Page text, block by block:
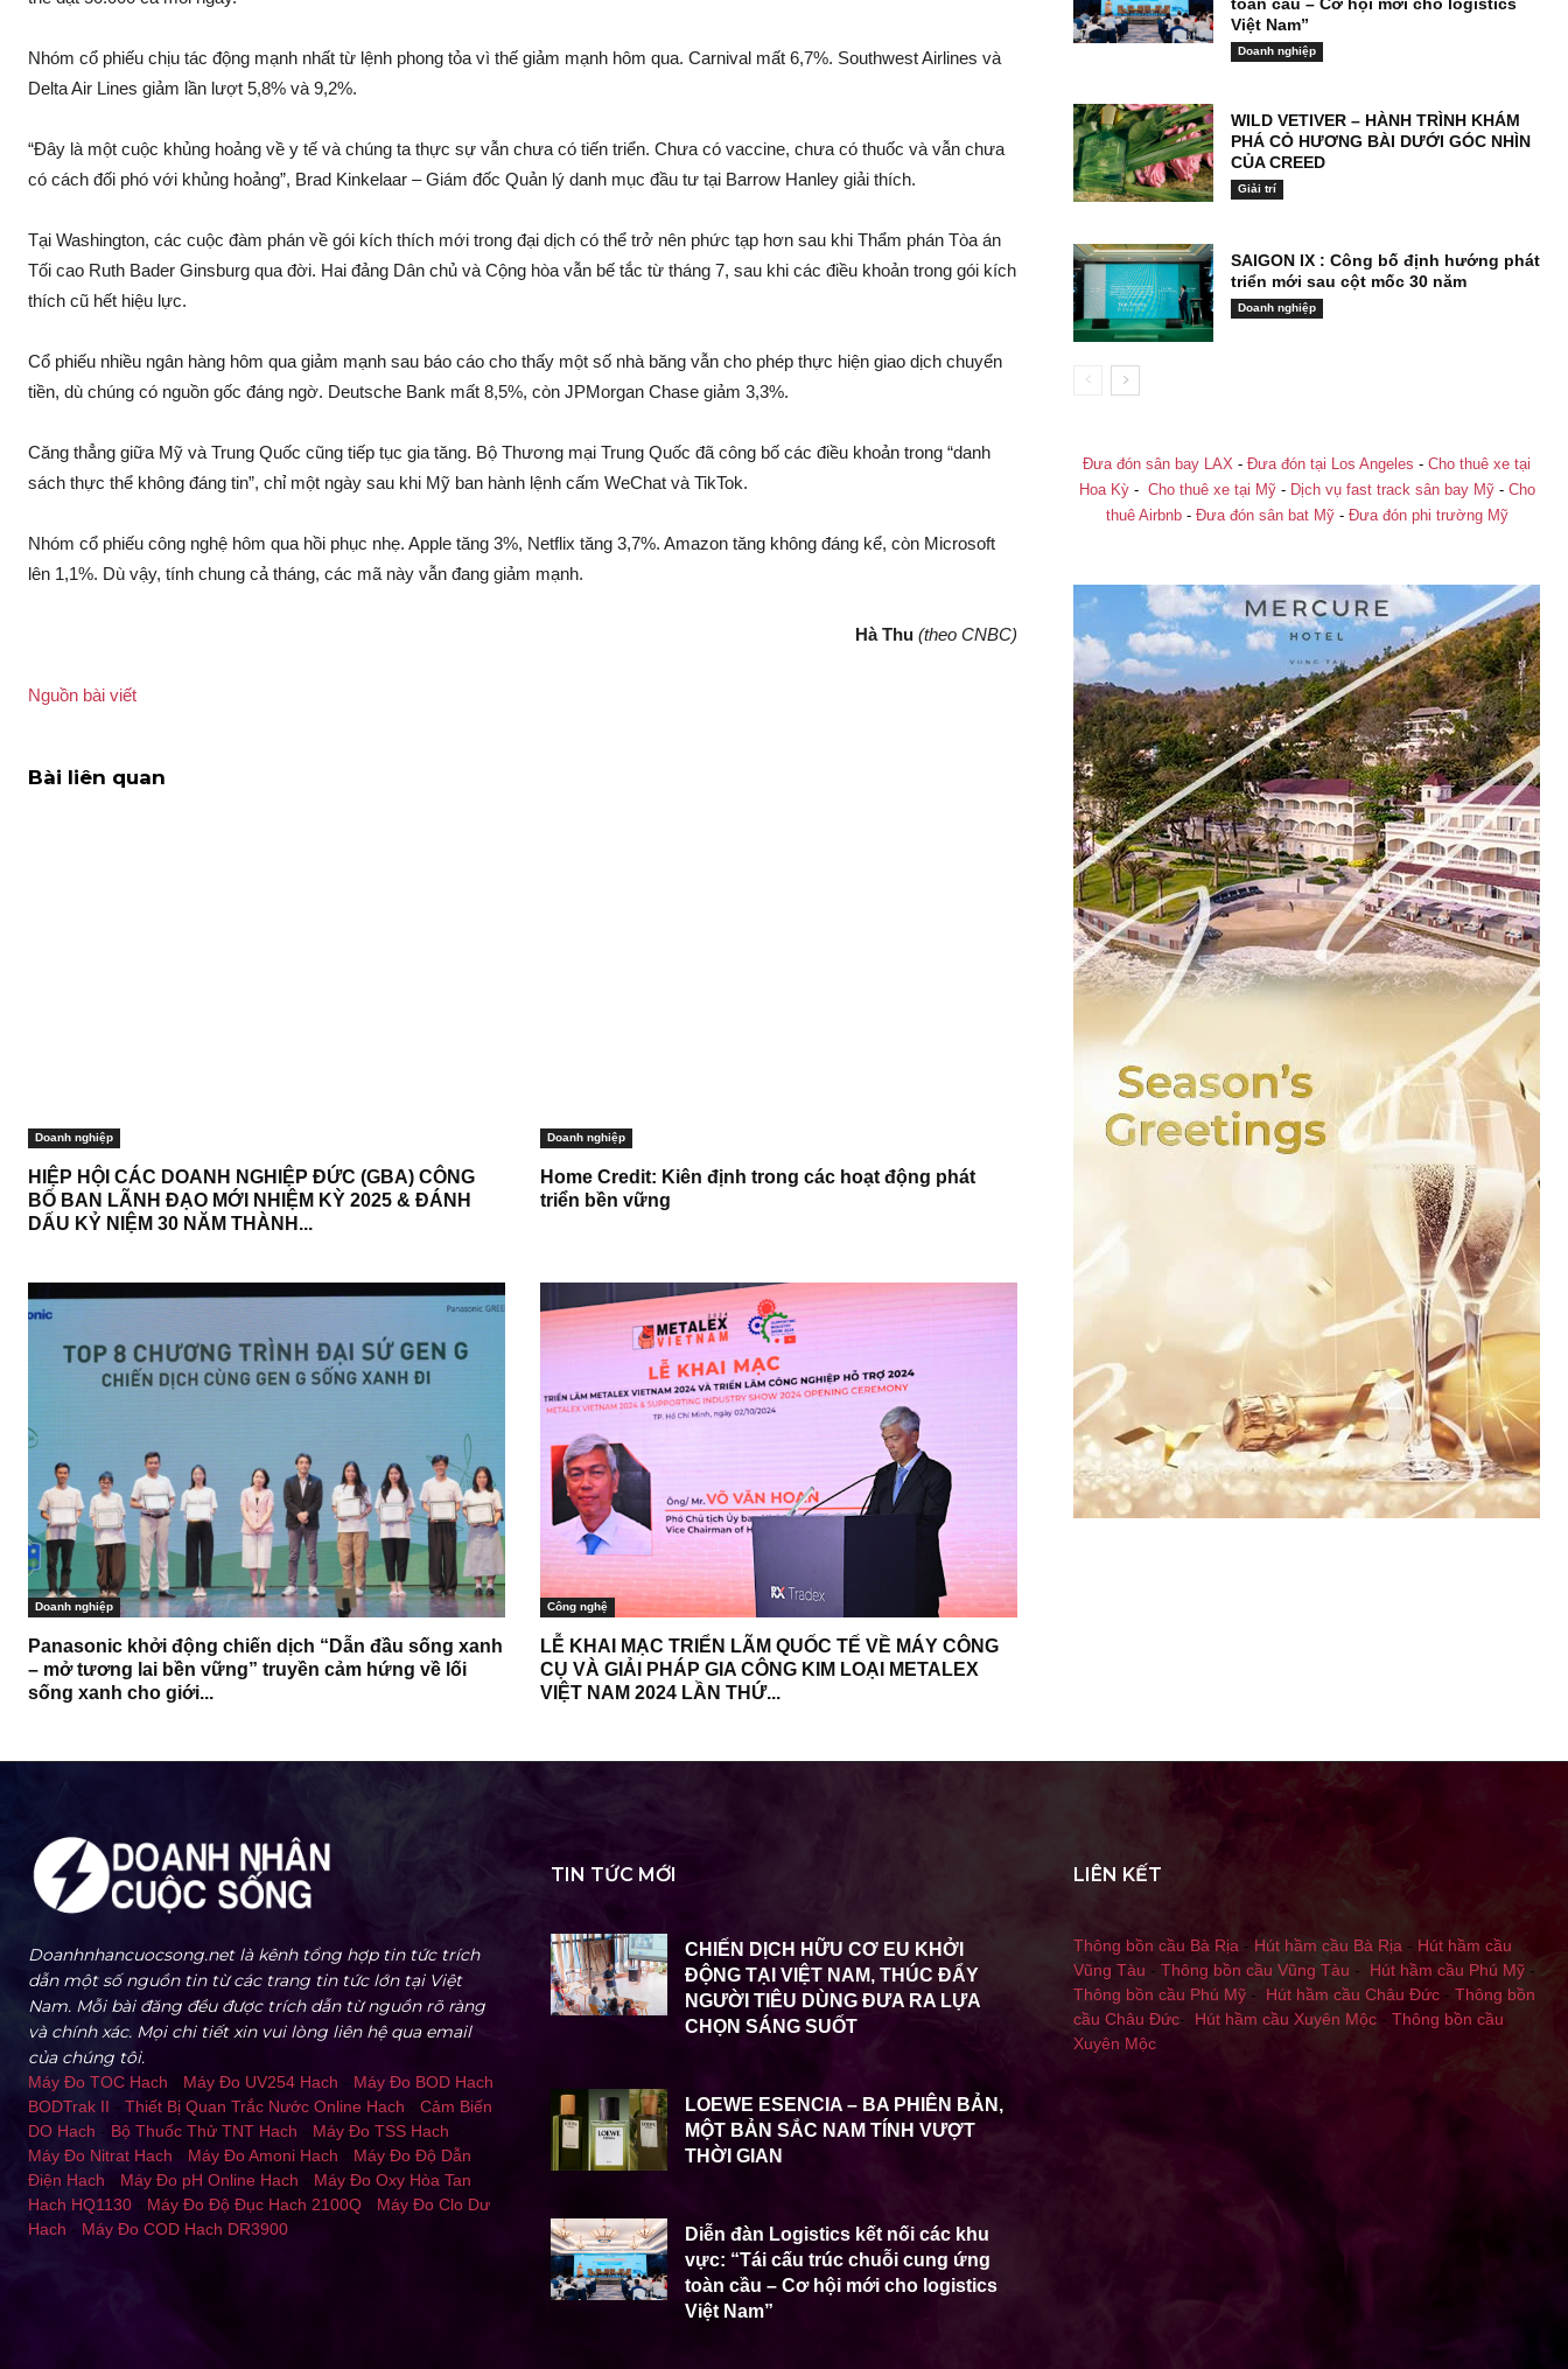
Nhóm cổ phiếu chịu tác động mạnh nhất từ lệnh phong tỏa vì thế giảm mạnh hôm qua. Carnival mất 6,7%. Southwest Airlines và
Delta Air Lines giảm lần lượt 5,8% và 9,2%.
“Đây là một cuộc khủng hoảng về y tế và chúng ta thực sự vẫn chưa có tiến triển. Chưa có vaccine, chưa có thuốc và vẫn chưa
có cách đối phó với khủng hoảng”, Brad Kinkelaar – Giám đốc Quản lý danh mục đầu tư tại Barrow Hanley giải thích.
Tại Washington, các cuộc đàm phán về gói kích thích mới trong đại dịch có thể trở nên phức tạp hơn sau khi Thẩm phán Tòa án
Tối cao Ruth Bader Ginsburg qua đời. Hai đảng Dân chủ và Cộng hòa vẫn bế tắc từ tháng 7, sau khi các điều khoản trong gói kích
thích cũ hết hiệu lực.
Cổ phiếu nhiều ngân hàng hôm qua giảm mạnh sau báo cáo cho thấy một số nhà băng vẫn cho phép thực hiện giao dịch chuyển
tiền, dù chúng có nguồn gốc đáng ngờ. Deutsche Bank mất 8,5%, còn JPMorgan Chase giảm 3,3%.
Căng thẳng giữa Mỹ và Trung Quốc cũng tiếp tục gia tăng. Bộ Thương mại Trung Quốc đã công bố các điều khoản trong “danh
sách thực thể không đáng tin”, chỉ một ngày sau khi Mỹ ban hành lệnh cấm WeChat và TikTok.
Nhóm cổ phiếu công nghệ hôm qua hồi phục nhẹ. Apple tăng 3%, Netflix tăng 3,7%. Amazon tăng không đáng kể, còn Microsoft
lên 1,1%. Dù vậy, tính chung cả tháng, các mã này vẫn đang giảm mạnh.
Hà Thu (theo CNBC)
Nguồn bài viết
Bài liên quan
Doanh nghiệp
HIỆP HỘI CÁC DOANH NGHIỆP ĐỨC (GBA) CÔNG
BỐ BAN LÃNH ĐẠO MỚI NHIỆM KỲ 2025 & ĐÁNH
DẤU KỶ NIỆM 30 NĂM THÀNH...
Doanh nghiệp
Home Credit: Kiên định trong các hoạt động phát
triển bền vững
Doanh nghiệp
Panasonic khởi động chiến dịch “Dẫn đầu sống xanh
– mở tương lai bền vững” truyền cảm hứng về lối
sống xanh cho giới...
Công nghệ
LỄ KHAI MẠC TRIỂN LÃM QUỐC TẾ VỀ MÁY CÔNG
CỤ VÀ GIẢI PHÁP GIA CÔNG KIM LOẠI METALEX
VIỆT NAM 2024 LẦN THỨ...
Việt Nam”
Doanh nghiệp
WILD VETIVER – HÀNH TRÌNH KHÁM
PHÁ CỎ HƯƠNG BÀI DƯỚI GÓC NHÌN
CỦA CREED
Giải trí
SAIGON IX : Công bố định hướng phát
triển mới sau cột mốc 30 năm
Doanh nghiệp
Đưa đón sân bay LAX - Đưa đón tại Los Angeles - Cho thuê xe tại
Hoa Kỳ- Cho thuê xe tại Mỹ- Dịch vụ fast track sân bay Mỹ- Cho
thuê Airbnb- Đưa đón sân bat Mỹ- Đưa đón phi trường Mỹ
Doanhnhancuocsong.net là kênh tổng hợp tin tức trích
dẫn một số nguồn tin từ các trang tin tức lớn tại Việt
Nam. Mỗi bài đăng đều được trích dẫn từ nguồn rõ ràng
và chính xác. Mọi chi tiết xin vui lòng liên hệ qua email
của chúng tôi.
Máy Đo TOC Hach Máy Đo UV254 Hach - Máy Đo BOD Hach
BODTrak II - Thiết Bị Quan Trắc Nước Online Hach - Cảm Biến
DO Hach - Bộ Thuốc Thử TNT Hach - Máy Đo TSS Hach
Máy Đo Nitrat Hach - Máy Đo Amoni Hach
Máy Đo Độ Dẫn
Điện Hach - Máy Đo pH Online Hach
Máy Đo Oxy Hòa Tan
Hach HQ1130 - Máy Đo Độ Đục Hach 2100Q
Máy Đo Clo Dư
Hach - Máy Đo COD Hach DR3900
TIN TỨC MỚI
CHIẾN DỊCH HỮU CƠ EU KHỞI
ĐỘNG TẠI VIỆT NAM, THÚC ĐẨY
NGƯỜI TIÊU DÙNG ĐƯA RA LỰA
CHỌN SÁNG SUỐT
LOEWE ESENCIA – BA PHIÊN BẢN,
MỘT BẢN SẮC NAM TÍNH VƯỢT
THỜI GIAN
Diễn đàn Logistics kết nối các khu
vực: “Tái cấu trúc chuỗi cung ứng
toàn cầu – Cơ hội mới cho logistics
Việt Nam”
LIÊN KẾT
Thông bồn cầu Bà Rịa - Hút hầm cầu Bà Rịa - Hút hầm cầu
Vũng Tàu - Thông bồn cầu Vũng Tàu - Hút hầm cầu Phú Mỹ -
Thông bồn cầu Phú Mỹ - Hút hầm cầu Châu Đức - Thông bồn
cầu Châu Đức- Hút hầm cầu Xuyên Mộc - Thông bồn cầu
Xuyên Mộc